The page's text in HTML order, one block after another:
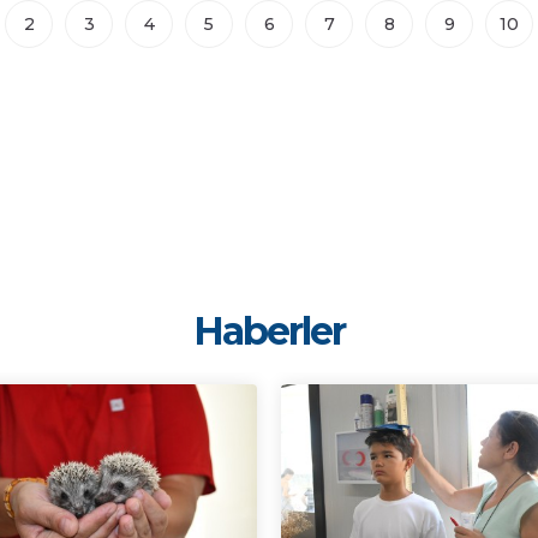
2 3 4 5 6 7 8 9 10
Haberler